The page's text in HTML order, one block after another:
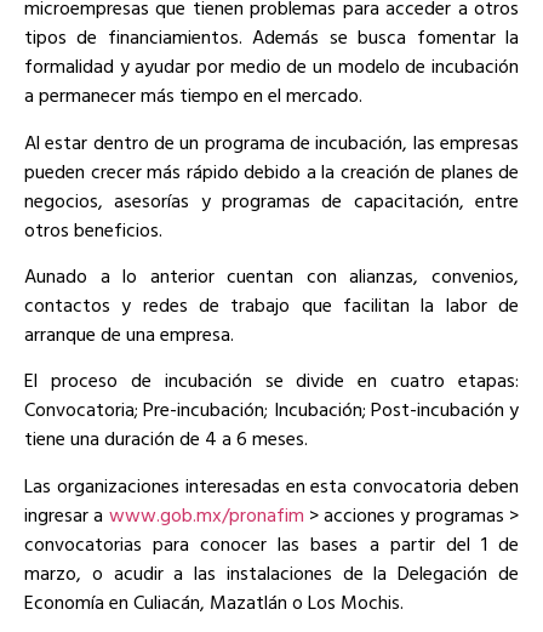
microempresas que tienen problemas para acceder a otros
tipos de financiamientos. Además se busca fomentar la
formalidad y ayudar por medio de un modelo de incubación
a permanecer más tiempo en el mercado.
Al estar dentro de un programa de incubación, las empresas
pueden crecer más rápido debido a la creación de planes de
negocios, asesorías y programas de capacitación, entre
otros beneficios.
Aunado a lo anterior cuentan con alianzas, convenios,
contactos y redes de trabajo que facilitan la labor de
arranque de una empresa.
El proceso de incubación se divide en cuatro etapas:
Convocatoria; Pre-incubación; Incubación; Post-incubación y
tiene una duración de 4 a 6 meses.
Las organizaciones interesadas en esta convocatoria deben
ingresar a www.gob.mx/pronafim > acciones y programas >
convocatorias para conocer las bases a partir del 1 de
marzo, o acudir a las instalaciones de la Delegación de
Economía en Culiacán, Mazatlán o Los Mochis.